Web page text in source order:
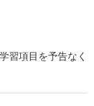
習項目を予告なく